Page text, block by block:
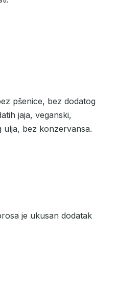
pšenice, bez dodatog
jaja, veganski,
ulja, bez konzervansa.
je ukusan dodatak